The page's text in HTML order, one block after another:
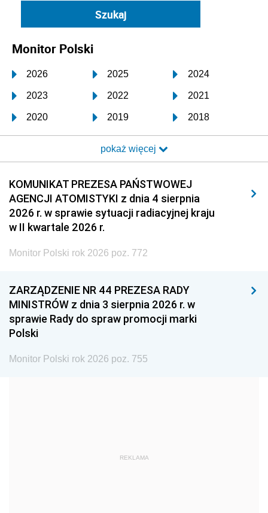
Monitor Polski
2026 2025 2024
2023 2022 2021
2020 2019 2018
2017 2016 2015
2014 2013 2012
2011 2010 2009
2008 2007 2006
2005
1996 1995 1994
1993 1992 1991
1990
1987 1986
1971
pokaż więcej
KOMUNIKAT PREZESA PAŃSTWOWEJ
AGENCJI ATOMISTYKI z dnia 4 sierpnia
2026 r. w sprawie sytuacji radiacyjnej kraju
w II kwartale 2026 r.
Monitor Polski rok 2026 poz. 772
ZARZĄDZENIE NR 44 PREZESA RADY
MINISTRÓW z dnia 3 sierpnia 2026 r. w
sprawie Rady do spraw promocji marki
Polski
Monitor Polski rok 2026 poz. 755
REKLAMA